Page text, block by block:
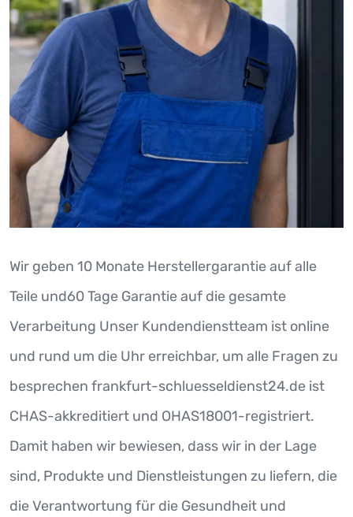
Wir geben 10 Monate Herstellergarantie auf alle
Teile und60 Tage Garantie auf die gesamte
Verarbeitung Unser Kundendienstteam ist online
und rund um die Uhr erreichbar, um alle Fragen zu
besprechen frankfurt-schluesseldienst24.de ist
CHAS-akkreditiert und OHAS18001-registriert.
Damit haben wir bewiesen, dass wir in der Lage
sind, Produkte und Dienstleistungen zu liefern, die
die Verantwortung für die Gesundheit und